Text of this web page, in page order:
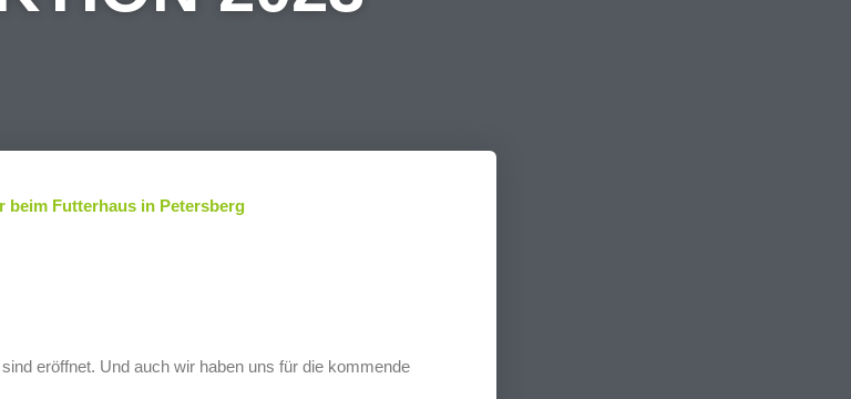
beim Futterhaus in Petersberg
eröffnet. Und auch wir haben uns für die kommende